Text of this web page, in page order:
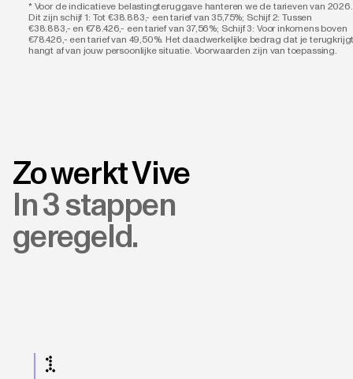
*Voor de indicatieve belastingteruggave hanteren we de tarieven van 2026.
Dit zijn schijf 1: Tot €38.883,- een tarief van 35,75%; Schijf 2: Tussen
€38.883,- en €78.426,- een tarief van 37,56%; Schijf 3: Voor inkomens boven
€78.426,- een tarief van 49,50%. Het daadwerkelijke bedrag dat je
hangt af van jouw persoonlijke situatie. Voorwaarden zijn van toepassing.
Zo werkt Vive
In 3 stappen
geregeld.